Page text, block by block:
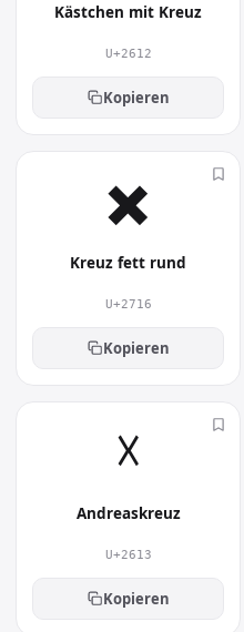
Kästchen mit Kreuz
U+2612
Kopieren
✖︎
Kreuz fett rund
U+2716
Kopieren
☓︎
Andreaskreuz
U+2613
Kopieren